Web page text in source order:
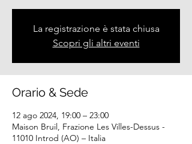
La registrazione è stata chiusa
Scopri gli altri eventi
Orario & Sede
12 ago 2024, 19:00 – 23:00
Maison Bruil, Frazione Les Villes-Dessus -
11010 Introd (AO) – Italia